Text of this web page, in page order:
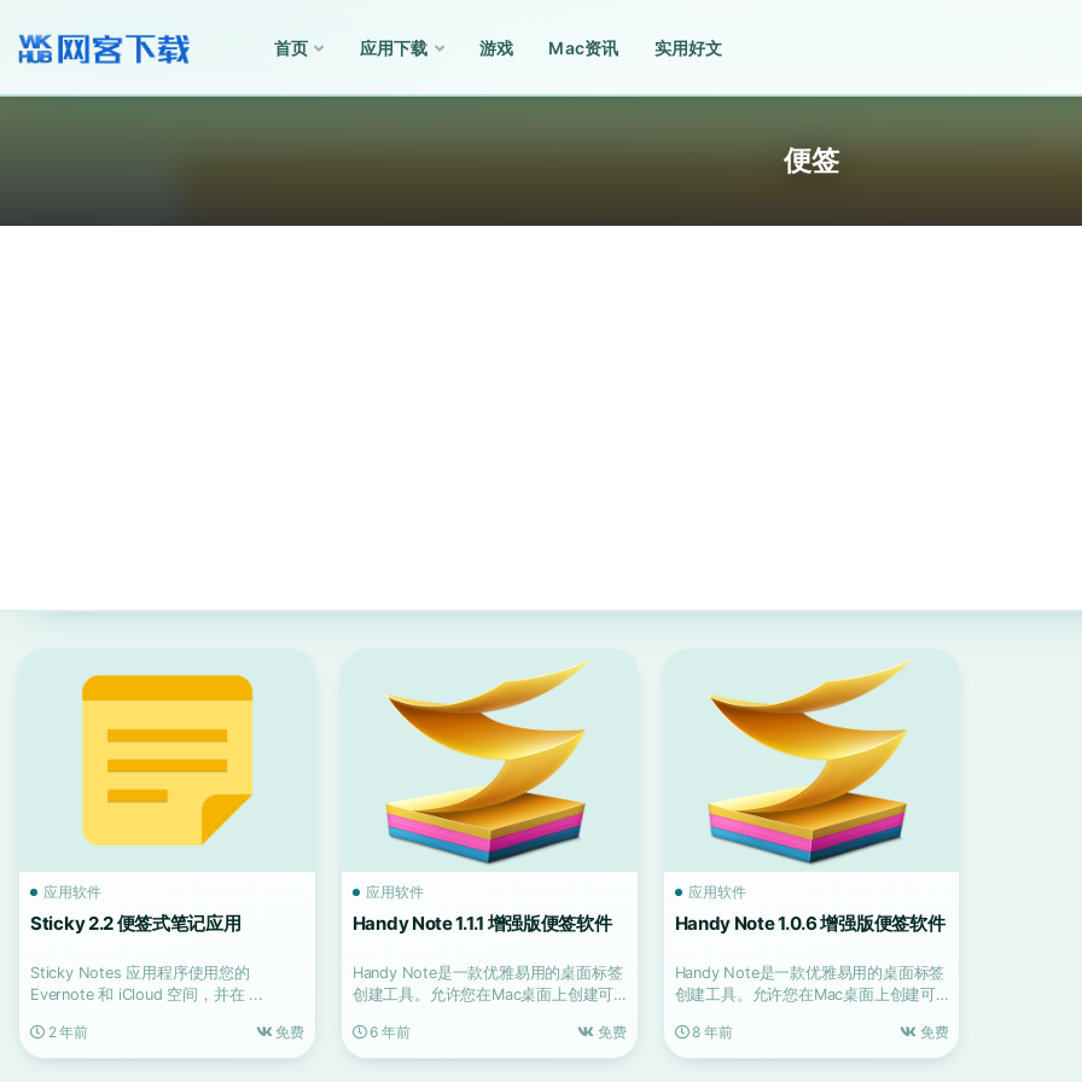
首页 应用下载 游戏 Mac资讯 实用好文
便签
应用软件
Sticky 2.2 便签式笔记应用
Sticky Notes 应用程序使用您的
Evernote 和 iCloud 空间，并在 ...
2 年前 免费
应用软件
Handy Note 1.1.1 增强版便签软件
Handy Note是一款优雅易用的桌面标签
创建工具。允许您在Mac桌面上创建可
6 年前
免费
应用软件
Handy Note 1.0.6 增强版便签软件
Handy Note是一款优雅易用的桌面标签
创建工具。允许您在Mac桌面上创建可
8 年前
免费